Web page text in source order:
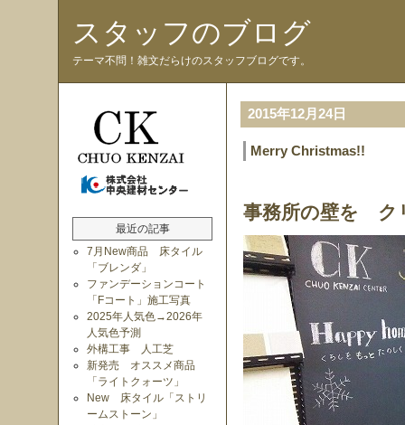
スタッフのブログ
テーマ不問！雑文だらけのスタッフブログです。
最近の記事
7月New商品 床タイル
「ブレンダ」
ファンデーションコート
「Fコート」施工写真
2025年人気色→2026年
人気色予測
外構工事 人工芝
新発売 オススメ商品
「ライトクォーツ」
New 床タイル「ストリ
ームストーン」
2015年12月24日
Merry Christmas!!
事務所の壁を ク